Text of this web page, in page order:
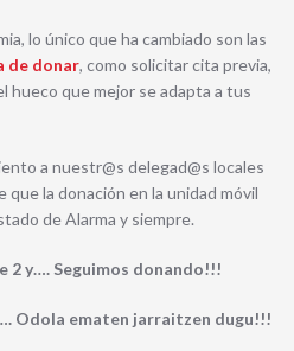
lo único que ha cambiado son las
de donar, como solicitar cita previa,
hueco que mejor se adapta a tus
a nuestr@s delegad@s locales
que la donación en la unidad móvil
de Alarma y siempre.
2 y…. Seguimos donando!!!
Odola ematen jarraitzen dugu!!!